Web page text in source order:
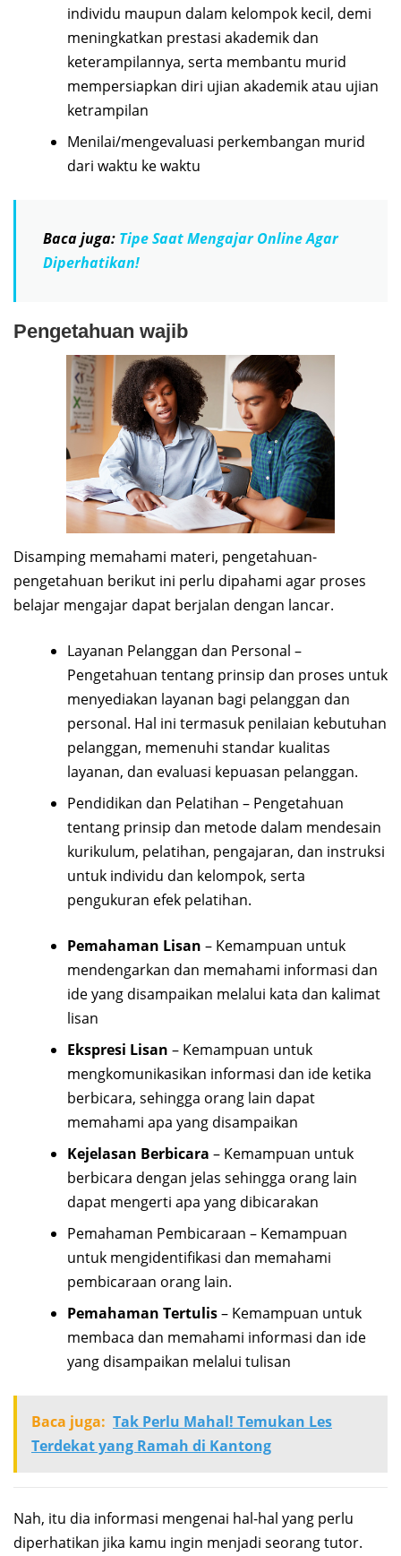
individu maupun dalam kelompok kecil, demi
meningkatkan prestasi akademik dan
keterampilannya, serta membantu murid
mempersiapkan diri ujian akademik atau ujian
ketrampilan
Menilai/mengevaluasi perkembangan murid
dari waktu ke waktu
Baca juga: Tipe Saat Mengajar Online Agar
Diperhatikan!
Pengetahuan wajib
Disamping memahami materi, pengetahuan-
pengetahuan berikut ini perlu dipahami agar proses
belajar mengajar dapat berjalan dengan lancar.
Layanan Pelanggan dan Personal –
Pengetahuan tentang prinsip dan proses untuk
menyediakan layanan bagi pelanggan dan
personal. Hal ini termasuk penilaian kebutuhan
pelanggan, memenuhi standar kualitas
layanan, dan evaluasi kepuasan pelanggan.
Pendidikan dan Pelatihan – Pengetahuan
tentang prinsip dan metode dalam mendesain
kurikulum, pelatihan, pengajaran, dan instruksi
untuk individu dan kelompok, serta
pengukuran efek pelatihan.
Pemahaman Lisan – Kemampuan untuk
mendengarkan dan memahami informasi dan
ide yang disampaikan melalui kata dan kalimat
lisan
Ekspresi Lisan – Kemampuan untuk
mengkomunikasikan informasi dan ide ketika
berbicara, sehingga orang lain dapat
memahami apa yang disampaikan
Kejelasan Berbicara – Kemampuan untuk
berbicara dengan jelas sehingga orang lain
dapat mengerti apa yang dibicarakan
Pemahaman Pembicaraan – Kemampuan
untuk mengidentifikasi dan memahami
pembicaraan orang lain.
Pemahaman Tertulis– Kemampuan untuk
membaca dan memahami informasi dan ide
yang disampaikan melalui tulisan
Baca juga: Tak Perlu Mahal! Temukan Les
Terdekat yang Ramah di Kantong
Nah, itu dia informasi mengenai hal-hal yang perlu
diperhatikan jika kamu ingin menjadi seorang tutor.